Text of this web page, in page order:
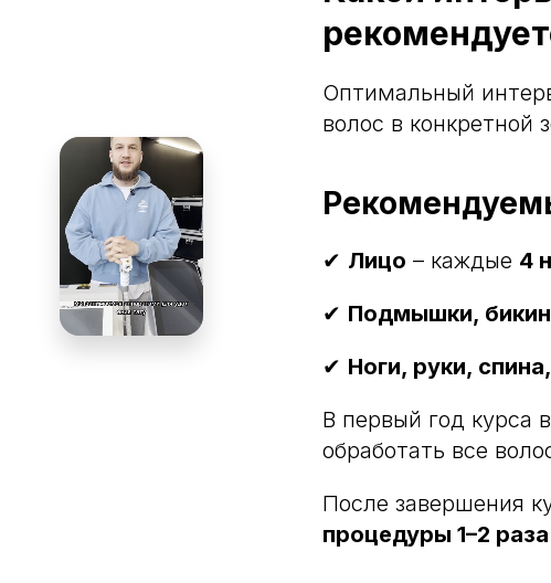
Оптимальный
волос в конкретной
✔ Лицо – каждые 4
✔ Подмышки,
✔ Ноги, руки,
В первый год курса
обработать все
После завершения
процедуры 1–2